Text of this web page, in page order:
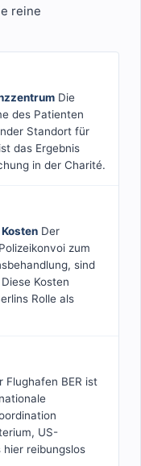
reine
Die
des Patienten
Standort für
das Ergebnis
in der Charité.
Der
zum
sind
Kosten
Rolle als
Flughafen BER ist
US-
hier reibungslos